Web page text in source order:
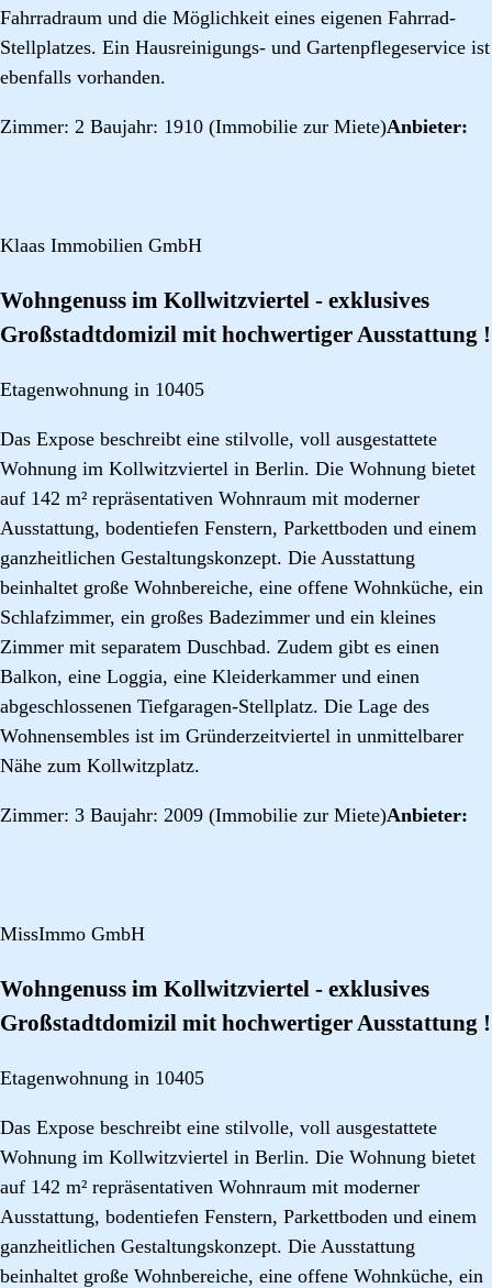
Fahrradraum und die Möglichkeit eines eigenen Fahrrad-
Stellplatzes. Ein Hausreinigungs- und Gartenpflegeservice ist
ebenfalls vorhanden.
Zimmer: 2 Baujahr: 1910 (Immobilie zur Miete)Anbieter:
Klaas Immobilien GmbH
Wohngenuss im Kollwitzviertel - exklusives
Großstadtdomizil mit hochwertiger Ausstattung !
Etagenwohnung in 10405
Das Expose beschreibt eine stilvolle, voll ausgestattete
Wohnung im Kollwitzviertel in Berlin. Die Wohnung bietet
auf 142 m² repräsentativen Wohnraum mit moderner
Ausstattung, bodentiefen Fenstern, Parkettboden und einem
ganzheitlichen Gestaltungskonzept. Die Ausstattung
beinhaltet große Wohnbereiche, eine offene Wohnküche, ein
Schlafzimmer, ein großes Badezimmer und ein kleines
Zimmer mit separatem Duschbad. Zudem gibt es einen
Balkon, eine Loggia, eine Kleiderkammer und einen
abgeschlossenen Tiefgaragen-Stellplatz. Die Lage des
Wohnensembles ist im Gründerzeitviertel in unmittelbarer
Nähe zum Kollwitzplatz.
Zimmer: 3 Baujahr: 2009 (Immobilie zur Miete)Anbieter:
MissImmo GmbH
Wohngenuss im Kollwitzviertel - exklusives
Großstadtdomizil mit hochwertiger Ausstattung !
Etagenwohnung in 10405
Das Expose beschreibt eine stilvolle, voll ausgestattete
Wohnung im Kollwitzviertel in Berlin. Die Wohnung bietet
auf 142 m² repräsentativen Wohnraum mit moderner
Ausstattung, bodentiefen Fenstern, Parkettboden und einem
ganzheitlichen Gestaltungskonzept. Die Ausstattung
beinhaltet große Wohnbereiche, eine offene Wohnküche, ein